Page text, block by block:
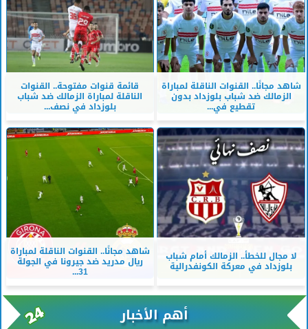
شاهد مجانًا.. القنوات الناقلة لمباراة
الزمالك ضد شباب بلوزداد بدون
تقطيع في...
قائمة قنوات مفتوحة.. القنوات
الناقلة لمباراة الزمالك ضد شباب
بلوزداد في نصف...
لا مجال للخطأ.. الزمالك أمام شباب
بلوزداد في معركة الكونفدرالية
شاهد مجانًا.. القنوات الناقلة لمباراة
ريال مدريد ضد جيرونا في الجولة
31...
أهم الأخبار